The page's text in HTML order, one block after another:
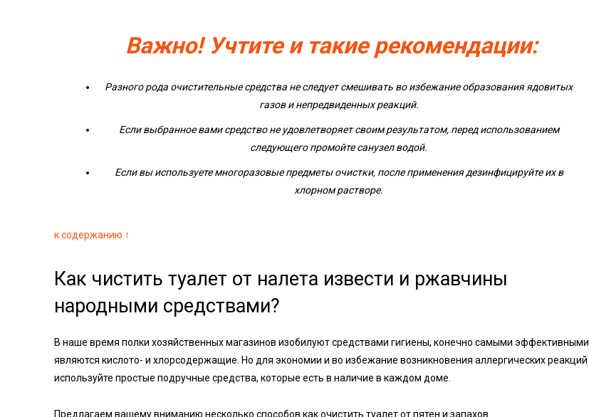
Важно! Учтите и такие рекомендации:
Разного рода очистительные средства не следует смешивать во избежание образования ядовитых
газов и непредвиденных реакций.
Если выбранное вами средство не удовлетворяет своим результатом, перед использованием
следующего промойте санузел водой.
Если вы используете многоразовые предметы очистки, после применения дезинфицируйте их в
хлорном растворе.
к содержанию ↑
Как чистить туалет от налета извести и ржавчины
народными средствами?
В наше время полки хозяйственных магазинов изобилуют средствами гигиены, конечно самыми эффективными
являются кислото- и хлорсодержащие. Но для экономии и во избежание возникновения аллергических реакций
используйте простые подручные средства, которые есть в наличие в каждом доме.
Предлагаем вашему вниманию несколько способов как очистить туалет от пятен и запахов.